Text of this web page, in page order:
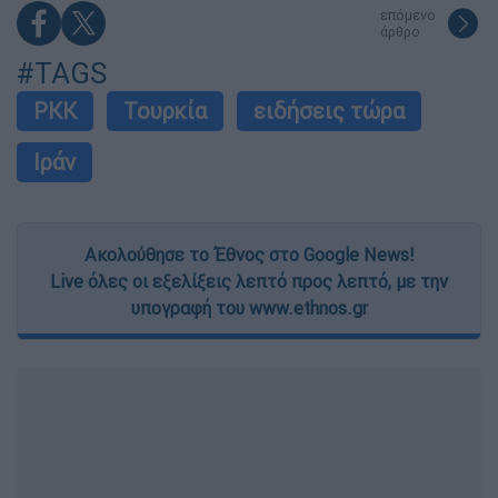
επόμενο
άρθρο
#TAGS
PKK Τουρκία
ειδήσεις τώρα
Ιράν
Ακολούθησε το Έθνος στο Google News!
Live όλες οι εξελίξεις λεπτό προς λεπτό, με την
υπογραφή του www.ethnos.gr